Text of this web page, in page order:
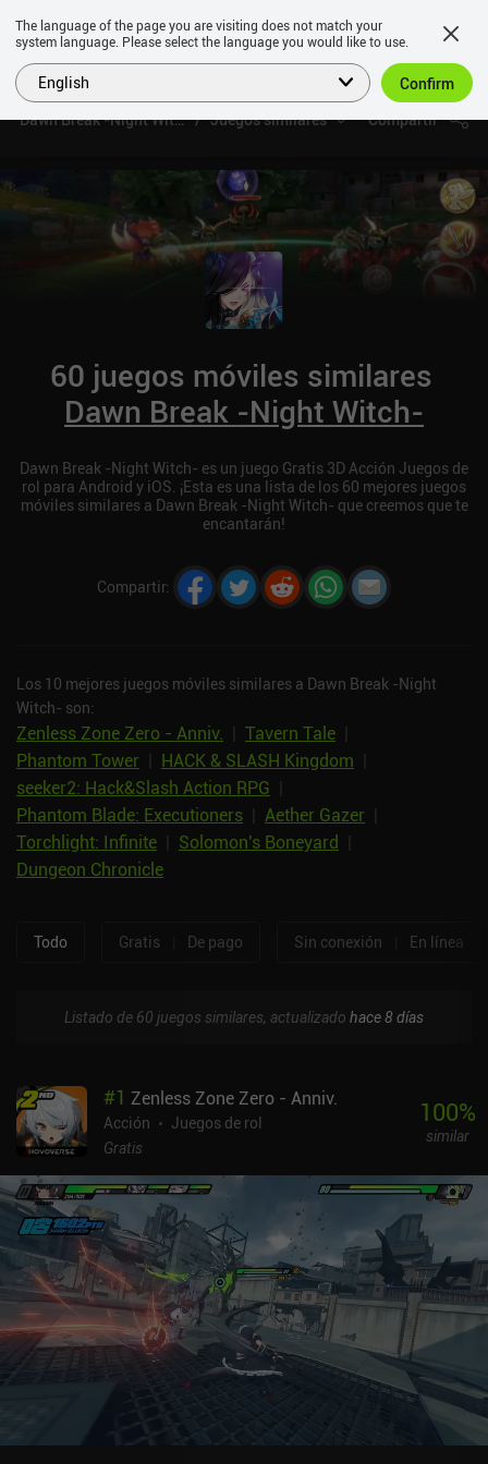
Dawn Break -Night Witch- Juegos similares Compartir
60 juegos móviles similares
Dawn Break -Night Witch-
Dawn Break -Night Witch- es un juego Gratis 3D Acción Juegos de
rol para Android y iOS. ¡Esta es una lista de los 60 mejores juegos
móviles similares a Dawn Break -Night Witch- que creemos que te
encantarán!
Compartir:
Los 10 mejores juegos móviles similares a Dawn Break -Night
Witch- son:
Zenless Zone Zero - Anniv. Tavern Tale
Phantom Tower
HACK & SLASH Kingdom
seeker2: Hack&Slash Action RPG
Phantom Blade: Executioners
Aether Gazer
Torchlight: Infinite
Solomon's Boneyard
Dungeon Chronicle
Todo Gratis De pago Sin conexión En línea
Listado de 60 juegos similares, actualizado hace 8 días
#1 Zenless Zone Zero - Anniv.
Acción
Juegos de rol
Gratis
100%
similar
The language of the page you are visiting does not match your
system language. Please select the language you would like to use.
English Confirm